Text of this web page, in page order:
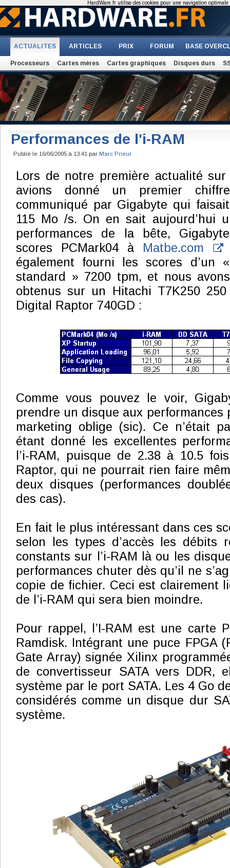
ACTUALITES ARTICLES PRIX FORUM BASE
Processeurs Cartes mères Cartes graphiques Disques durs
Performances de l'i-RAM
Publié le 16/06/2005 à 13:41 par Marc Prieur
Lors de notre première actualité sur
avions donné un premier
communiqué par Gigabyte qui
115 Mo /s. On en sait aujourd’hui
performances de la bête,
scores PCMark04 à Matbe.com
.
également fourni les scores d’un
standard » 7200 tpm, et nous
obtenus sur un Hitachi T7K250
Digital Raptor 740GD :
Comme vous pouvez le voir,
prendre un disque aux performances
marketing oblige (sic). Ce n’était
étant donné les excellentes
l’i-RAM, puisque de 2.38 à 10.5
Raptor, qui ne pourrait rien faire
deux disques (performances
des cas).
En fait le plus intéressant dans ces
selon les types d’accès les débits
constants sur l’i-RAM là ou les
performances chuter dès qu’il ne
copie de fichier. Ceci est clairement
de l’i-RAM qui sera bien moindre.
Pour rappel, l’I-RAM est une carte
Ramdisk. Intégrant une puce FPGA
Gate Array) signée Xilinx
de convertisseur SATA vers DDR,
système par le port SATA. Les 4 Go
considérés comme un disque dur
système.
HardWare.fr utilise des cookies pour une navigation